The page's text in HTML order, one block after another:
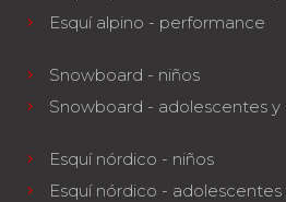
Esquí alpino - performance
Snowboard - niños
Snowboard - adolescentes y
Esquí nórdico - niños
Esquí nórdico -